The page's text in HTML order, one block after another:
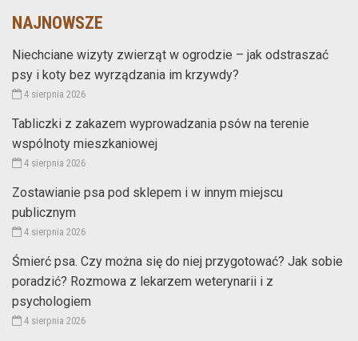
NAJNOWSZE
Niechciane wizyty zwierząt w ogrodzie – jak odstraszać
psy i koty bez wyrządzania im krzywdy?
4 sierpnia 2026
Tabliczki z zakazem wyprowadzania psów na terenie
wspólnoty mieszkaniowej
4 sierpnia 2026
Zostawianie psa pod sklepem i w innym miejscu
publicznym
4 sierpnia 2026
Śmierć psa. Czy można się do niej przygotować? Jak sobie
poradzić? Rozmowa z lekarzem weterynarii i z
psychologiem
4 sierpnia 2026